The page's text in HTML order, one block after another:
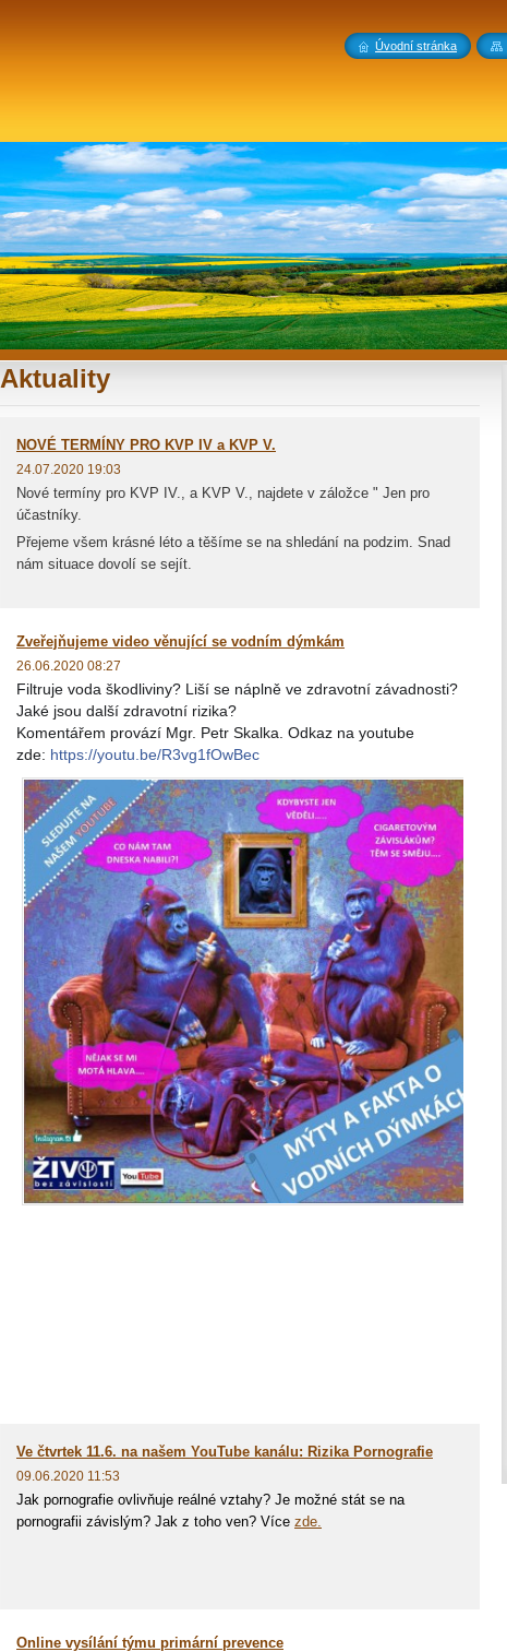
Aktuality
NOVÉ TERMÍNY PRO KVP IV a KVP V.
24.07.2020 19:03
Nové termíny pro KVP IV., a KVP V., najdete v záložce " Jen pro
účastníky.
Přejeme všem krásné léto a těšíme se na shledání na podzim. Snad
nám situace dovolí se sejít.
Zveřejňujeme video věnující se vodním dýmkám
26.06.2020 08:27
Filtruje voda škodliviny? Liší se náplně ve zdravotní závadnosti?
Jaké jsou další zdravotní rizika?
Komentářem provází Mgr. Petr Skalka. Odkaz na youtube
zde: https://youtu.be/R3vg1fOwBec
Ve čtvrtek 11.6. na našem YouTube kanálu: Rizika Pornografie
09.06.2020 11:53
Jak pornografie ovlivňuje reálné vztahy? Je možné stát se na
pornografii závislým? Jak z toho ven? Více zde.
Online vysílání týmu primární prevence
Úvodní stránka